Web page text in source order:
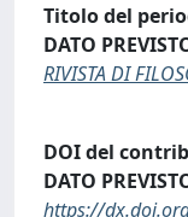
Titolo del
DATO
RIVISTA DI
DOI del
DATO
https://